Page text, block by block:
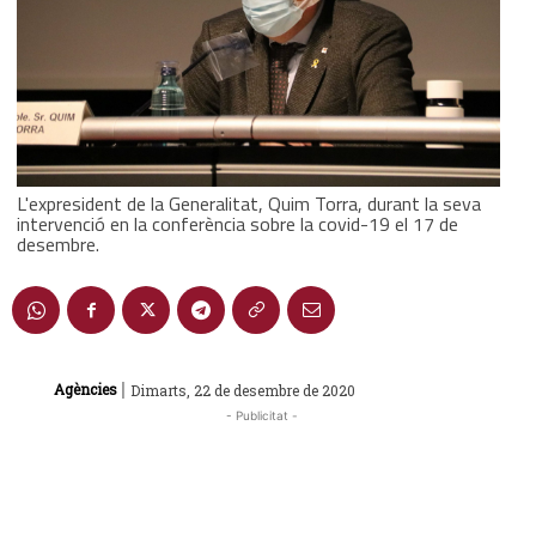
L'expresident de la Generalitat, Quim Torra, durant la seva
intervenció en la conferència sobre la covid-19 el 17 de
desembre.
Agències | Dimarts, 22 de desembre de 2020
- Publicitat -